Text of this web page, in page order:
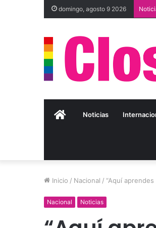
domingo, agosto 9 2026
Inicio Noticias
Inicio / Nacional / “Aquí
Nacional Noticias